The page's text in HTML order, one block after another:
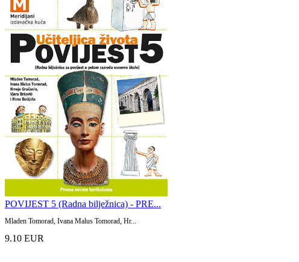
POVIJEST 5 (Radna bilježnica) - PRE...
Mladen Tomorad, Ivana Malus Tomorad, Hr...
9.10 EUR